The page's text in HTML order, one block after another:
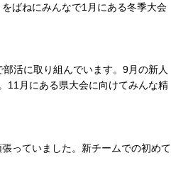
ばねにみんなで1月にある冬季大会
活に取り組んでいます。9月の新人
11月にある県大会に向けてみんな精
っていました。新チームでの初めて